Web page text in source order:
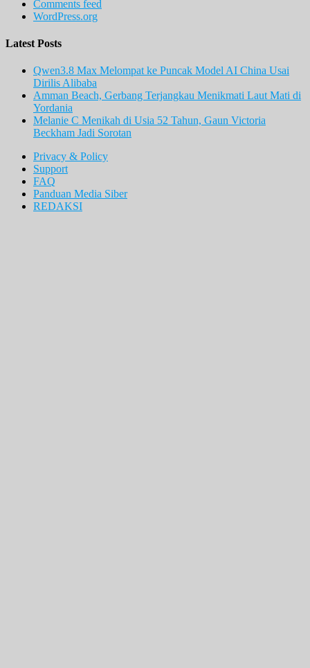
Comments feed
WordPress.org
Latest Posts
Qwen3.8 Max Melompat ke Puncak Model AI China Usai
Dirilis Alibaba
Amman Beach, Gerbang Terjangkau Menikmati Laut Mati di
Yordania
Melanie C Menikah di Usia 52 Tahun, Gaun Victoria
Beckham Jadi Sorotan
Privacy & Policy
Support
FAQ
Panduan Media Siber
REDAKSI